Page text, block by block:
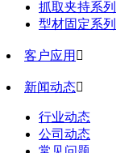
抓取夹持系列
型材固定系列
客户应用 
新闻动态
行业动态
公司动态